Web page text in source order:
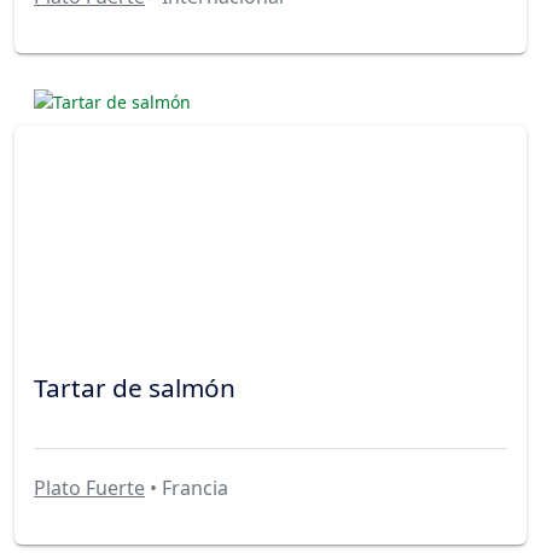
Tartar de salmón
Plato Fuerte • Francia